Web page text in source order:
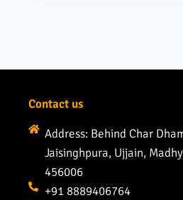
Contact us
Address: Behind Char
Jaisinghpura, Ujjain,
456006
+91 8889406764